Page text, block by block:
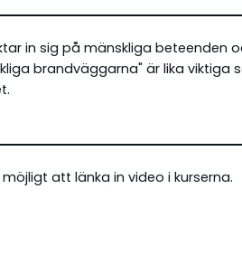
in sig på mänskliga beteenden
brandväggarna" är lika viktiga
att länka in video i kurserna.